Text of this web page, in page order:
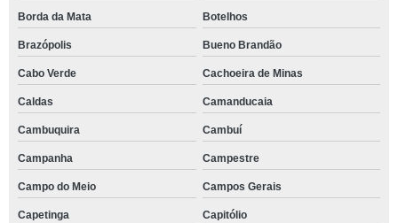
Borda da Mata Botelhos
Brazópolis Bueno Brandão
Cabo Verde Cachoeira de Minas
Caldas Camanducaia
Cambuquira Cambuí
Campanha Campestre
Campo do Meio Campos Gerais
Capetinga Capitólio